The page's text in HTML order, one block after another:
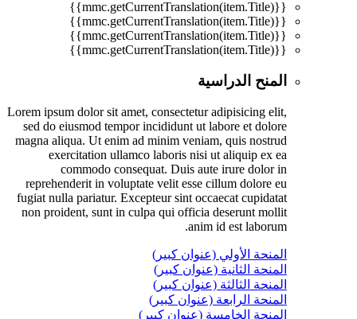
{{mmc.getCurrentTranslation(item.Title)}}
{{mmc.getCurrentTranslation(item.Title)}}
{{mmc.getCurrentTranslation(item.Title)}}
{{mmc.getCurrentTranslation(item.Title)}}
المنح الدراسية
Lorem ipsum dolor sit amet, consectetur adipisicing elit,
sed do eiusmod tempor incididunt ut labore et dolore
magna aliqua. Ut enim ad minim veniam, quis nostrud
exercitation ullamco laboris nisi ut aliquip ex ea
commodo consequat. Duis aute irure dolor in
reprehenderit in voluptate velit esse cillum dolore eu
fugiat nulla pariatur. Excepteur sint occaecat cupidatat
non proident, sunt in culpa qui officia deserunt mollit
anim id est laborum.
المنحة الأولي (عنوان كبير)
المنحة الثانية (عنوان كبير)
المنحة الثالثة (عنوان كبير)
المنحة الرابعة (عنوان كبير)
المنحة الخامسة (عنوان كبير)